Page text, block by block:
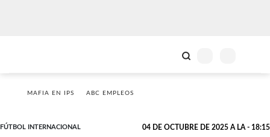
MAFIA EN IPS ABC EMPLEOS
FÚTBOL INTERNACIONAL 04 DE OCTUBRE DE 2025 A LA - 18:15